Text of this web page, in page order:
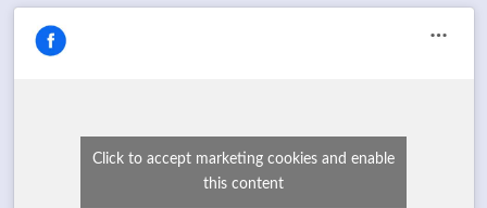
Click to accept marketing cookies and enable
this content